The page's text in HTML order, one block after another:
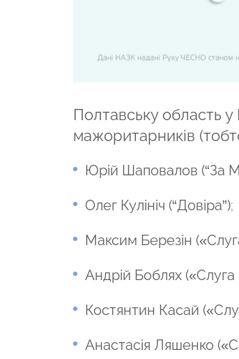
Полтавську область
мажоритарників
Юрій Шаповалов (“За
Олег Кулініч (“Довіра”);
Максим Березін
Андрій Боблях
Костянтин Касай
Анастасія Ляшенко